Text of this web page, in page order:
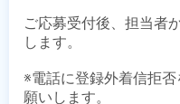
ご応募受付後、担当者
します。
※電話に登録外着信拒
願いします。